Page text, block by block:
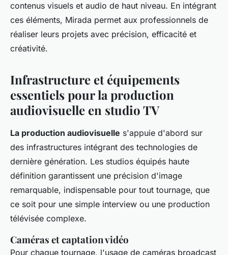
contenus visuels et audio de haut niveau. En intégrant
ces éléments, Mirada permet aux professionnels de
réaliser leurs projets avec précision, efficacité et
créativité.
Infrastructure et équipements
essentiels pour la production
audiovisuelle en studio TV
La production audiovisuelle s'appuie d'abord sur
des infrastructures intégrant des technologies de
dernière génération. Les studios équipés haute
définition garantissent une précision d'image
remarquable, indispensable pour tout tournage, que
ce soit pour une simple interview ou une production
télévisée complexe.
Caméras et captation vidéo
Pour chaque tournage, l'usage de caméras broadcast